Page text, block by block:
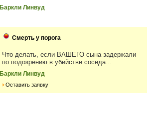
Баркли Линвуд
Смерть у порога
Что делать, если ВАШЕГО сына задержали
по подозрению в убийстве соседа...
Баркли Линвуд
Оставить заявку